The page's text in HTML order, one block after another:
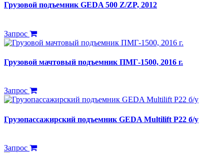
Грузовой подъемник GEDA 500 Z/ZP, 2012
Запрос
Грузовой мачтовый подъемник ПМГ-1500, 2016 г.
Запрос
Грузопассажирский подъемник GEDA Multilift P22 б/у
Запрос